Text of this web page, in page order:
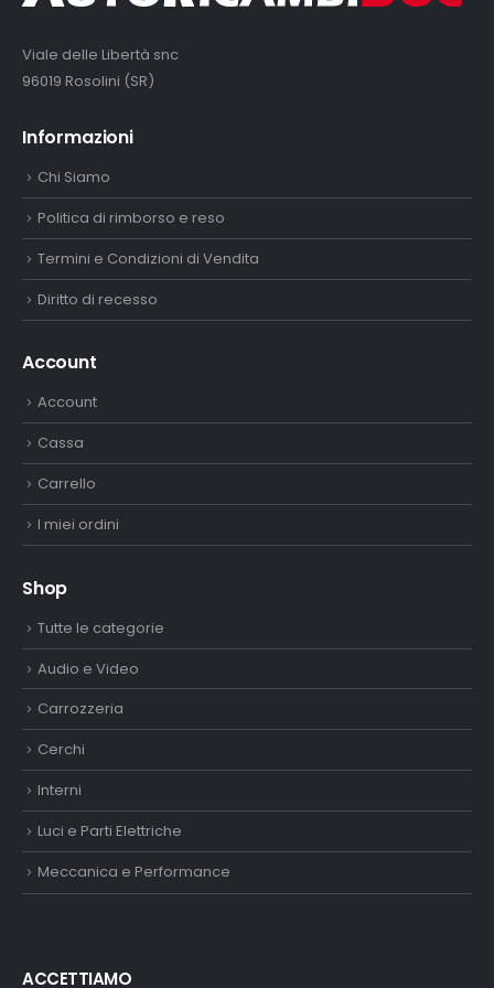
Viale delle Libertà snc
96019 Rosolini (SR)
Informazioni
Chi Siamo
Politica di rimborso e reso
Termini e Condizioni di Vendita
Diritto di recesso
Account
Account
Cassa
Carrello
I miei ordini
Shop
Tutte le categorie
Audio e Video
Carrozzeria
Cerchi
Interni
Luci e Parti Elettriche
Meccanica e Performance
ACCETTIAMO